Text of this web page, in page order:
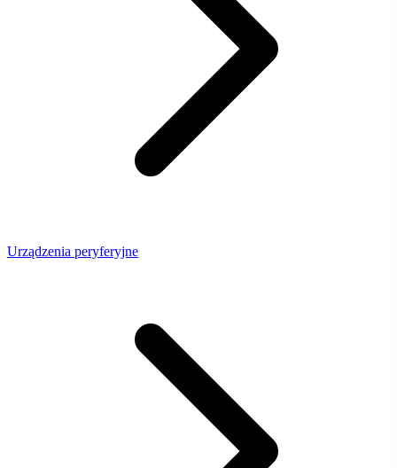
Urządzenia peryferyjne